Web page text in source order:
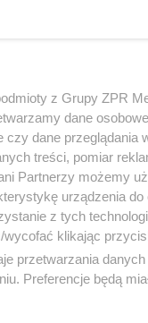
| ESKA XD -
z Grupy ZPR
dane
dane przeglądania
treści, pomiar
Partnerzy możemy
urządzenia do
z tych
klikając
przetwarzania
Preferencje będą